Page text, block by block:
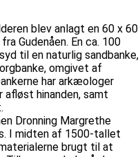
blev anlagt en 60 x 60
Gudenåen. En ca. 100
til en naturlig sandbanke,
omgivet af
har arkæologer
hinanden, samt
Dronning Margrethe
I midten af 1500-tallet
brugt til at